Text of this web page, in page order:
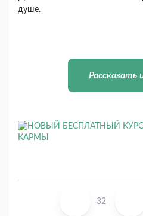
душе.
Рассказать
32